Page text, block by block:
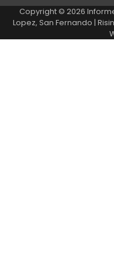
Copyright © 2026
Lopez, San Fernando |